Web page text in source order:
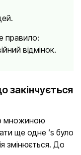
правило:
відмінок.
закінчується
множиною
ще одне ‘s було
змінюється. До